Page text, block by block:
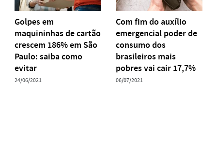
Golpes em
maquininhas de cartão
crescem 186% em São
Paulo: saiba como
evitar
24/06/2021
Com fim do auxílio
emergencial poder de
consumo dos
brasileiros mais
pobres vai cair 17,7%
06/07/2021